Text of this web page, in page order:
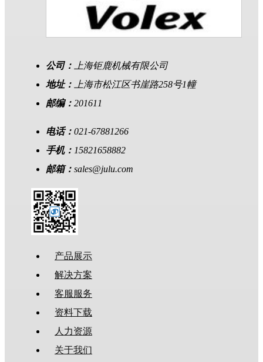
公司：
上海钜鹿机械有限公司
地址：
上海市松江区书崖路258号1幢
邮编： 201611
电话： 021-67881266
手机： 15821658882
邮箱： sales@julu.com
产品展示
解决方案
客服服务
资料下载
人力资源
关于我们